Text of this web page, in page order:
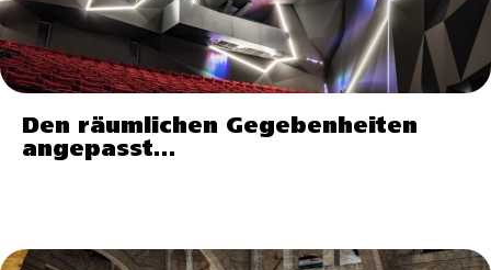
Den räumlichen Gegebenheiten
angepasst…